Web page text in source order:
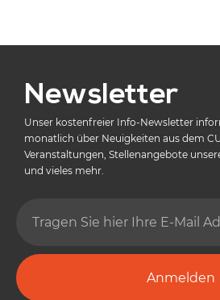
Newsletter
Unser kostenfreier Info-Newsletter
monatlich über Neuigkeiten aus dem
Veranstaltungen, Stellenangebote
und vieles mehr.
Anmelden